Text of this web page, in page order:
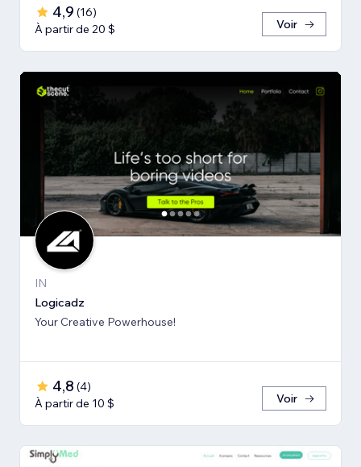
4,9 (16)
À partir de 20 $
Voir
IN
Logicadz
Your Creative Powerhouse!
4,8 (4)
À partir de 10 $
Voir